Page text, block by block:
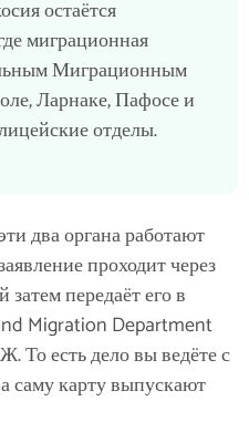
остаётся
миграционная
Миграционным
Ларнаке, Пафосе и
отделы.
два органа работают
проходит через
передаёт его в
Migration Department
То есть дело вы ведёте с
саму карту выпускают